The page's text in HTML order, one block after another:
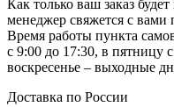
Как только ваш заказ
менеджер свяжется с вами
Время работы пункта
с 9:00 до 17:30, в пятницу
воскресенье – выходные
Доставка по России